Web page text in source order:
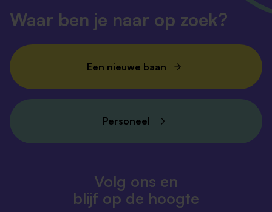
Waar ben je naar op zoek?
Een nieuwe baan
Personeel
Volg ons en
blijf op de hoogte